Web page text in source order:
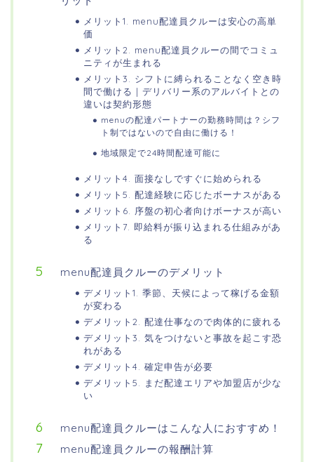
メリット1. menu配達員クルーは安心の高単
価
メリット2. menu配達員クルーの間でコミュ
ニティが生まれる
メリット3. シフトに縛られることなく空き時
間で働ける | デリバリー系のアルバイトとの
違いは契約形態
menuの配達パートナーの勤務時間は？シフ
ト制ではないので自由に働ける！
地域限定で24時間配達可能に
メリット4. 面接なしですぐに始められる
メリット5. 配達経験に応じたボーナスがある
メリット6. 序盤の初心者向けボーナスが高い
メリット7. 即給料が振り込まれる仕組みがあ
る
menu配達員クルーのデメリット
デメリット1. 季節、天候によって稼げる金額
が変わる
デメリット2. 配達仕事なので肉体的に疲れる
デメリット3. 気をつけないと事故を起こす恐
れがある
デメリット4. 確定申告が必要
デメリット5. まだ配達エリアや加盟店が少な
い
menu配達員クルーはこんな人におすすめ！
menu配達員クルーの報酬計算